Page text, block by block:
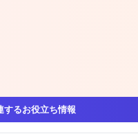
するお役立ち情報